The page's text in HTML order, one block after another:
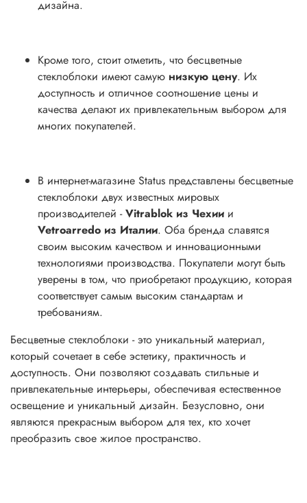
дизайна.
Кроме того, стоит отметить, что бесцветные
стеклоблоки имеют самую низкую цену. Их
доступность и отличное соотношение цены и
качества делают их привлекательным выбором для
многих покупателей.
В интернет-магазине Status представлены бесцветные
стеклоблоки двух известных мировых
производителей -Vitrablok из Чехии и
Vetroarredo из Италии. Оба бренда славятся
своим высоким качеством и инновационными
технологиями производства. Покупатели могут быть
уверены в том, что приобретают продукцию, которая
соответствует самым высоким стандартам и
требованиям.
Бесцветные стеклоблоки - это уникальный материал,
который сочетает в себе эстетику, практичность и
доступность. Они позволяют создавать стильные и
привлекательные интерьеры, обеспечивая естественное
освещение и уникальный дизайн. Безусловно, они
являются прекрасным выбором для тех, кто хочет
преобразить свое жилое пространство.